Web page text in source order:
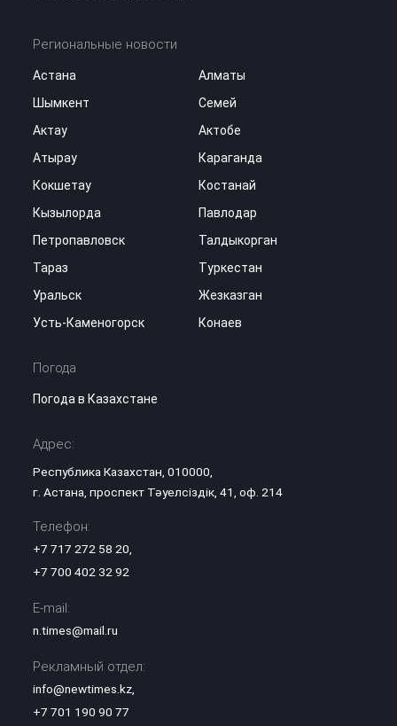
Региональные новости
Астана
Алматы
Шымкент
Семей
Актау
Актобе
Атырау
Караганда
Кокшетау
Костанай
Кызылорда
Павлодар
Петропавловск
Талдыкорган
Тараз
Туркестан
Уральск
Жезказган
Усть-Каменогорск
Конаев
Погода
Погода в Казахстане
Адрес:
Республика Казахстан, 010000,
г. Астана, проспект Тәуелсіздік, 41, оф. 214
Телефон:
+7 717 272 58 20
+7 700 402 32 92
E-mail:
n.times@mail.ru
Рекламный отдел:
info@newtimes.kz,
+7 701 190 90 77